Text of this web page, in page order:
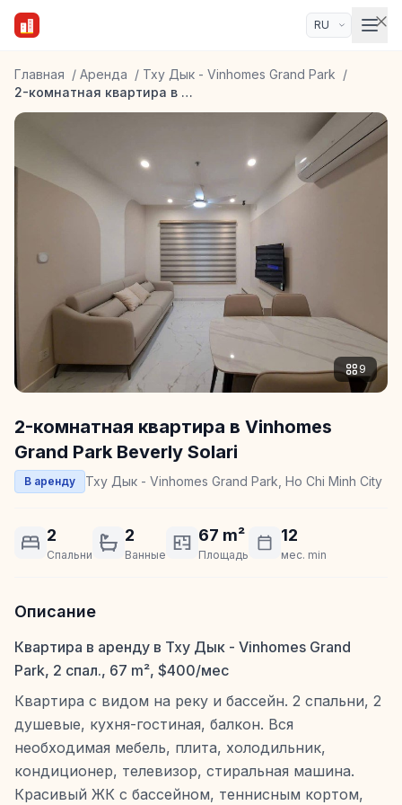
Главная / Аренда / Тху Дык - Vinhomes Grand Park /
2-комнатная квартира в Vinhomes Grand Park Beverly Solari
9
2-комнатная квартира в Vinhomes
Grand Park Beverly Solari
В аренду Тху Дык - Vinhomes Grand Park, Ho Chi Minh City
2
Спальни
2
Ванные
67 m²
Площадь
12
мес. min
Описание
Квартира в аренду в Тху Дык - Vinhomes Grand
Park, 2 спал., 67 m², $400/мес
Квартира с видом на реку и бассейн. 2 спальни, 2
душевые, кухня-гостиная, балкон. Вся
необходимая мебель, плита, холодильник,
кондиционер, телевизор, стиральная машина.
Красивый ЖК с бассейном, теннисным кортом,